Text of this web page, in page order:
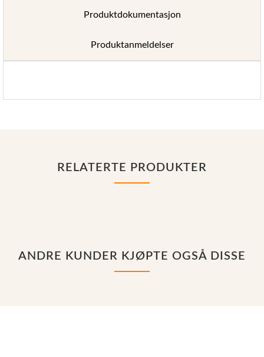
Produktdokumentasjon
Produktanmeldelser
RELATERTE PRODUKTER
ANDRE KUNDER KJØPTE OGSÅ DISSE